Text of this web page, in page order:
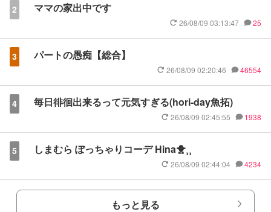
2 ママの家出中です
26/08/09 03:13:47 25
3 パートの愚痴【総合】
26/08/09 02:20:46 46554
4 毎日徘徊出来るって元気すぎる(hori-day魚拓)
26/08/09 02:45:55 1938
5 しまむら ぽっちゃりコーデ Hina🐥⸒⸒
26/08/09 02:44:04 4234
もっと見る